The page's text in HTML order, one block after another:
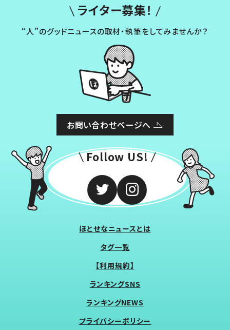
ライター募集！
“人”のグッドニュースの取材・執筆をしてみませんか？
お問い合わせページへ
Follow US!
ほとせなニュースとは
タグ一覧
【利用規約】
ランキングSNS
ランキングNEWS
プライバシーポリシー